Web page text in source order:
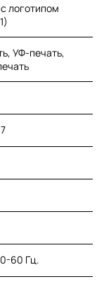
логотипом
УФ-печать,
60 Гц.